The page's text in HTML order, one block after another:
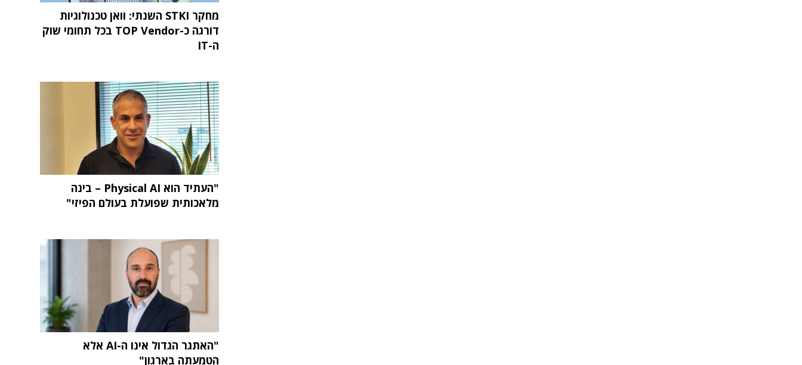
מחקר STKI השנתי: וואן טכנולוגיות
דורגה כ-TOP Vendor בכל תחומי שוק
ה-IT
"העתיד הוא Physical AI – בינה
מלאכותית שפועלת בעולם הפיזי"
"האתגר הגדול אינו ה-AI אלא
הטמעתה בארגון"